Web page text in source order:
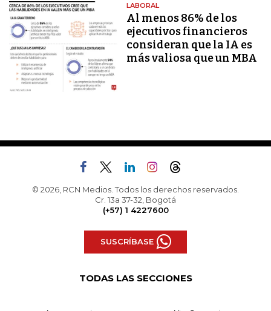
LABORAL
Al menos 86% de los
ejecutivos financieros
consideran que la IA es
más valiosa que un MBA
© 2026, RCN Medios. Todos los derechos reservados.
Cr. 13a 37-32, Bogotá
(+57) 1 4227600
SUSCRÍBASE
TODAS LAS SECCIONES